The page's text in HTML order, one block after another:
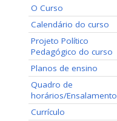
O Curso
Calendário do curso
Projeto Político
Pedagógico do curso
Planos de ensino
Quadro de
horários/Ensalamento
Currículo